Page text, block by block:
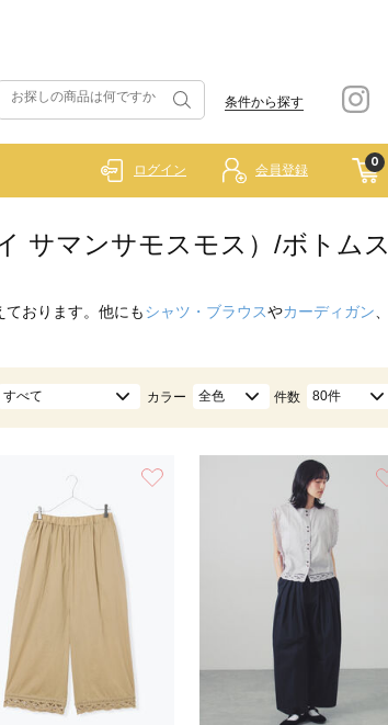
条件から探す
0
ログイン 会員登録
サマンサモスモス）/ボトムス
おります。他にもシャツ・ブラウスやカーディガン
すべて カラー 全色 件数 80件